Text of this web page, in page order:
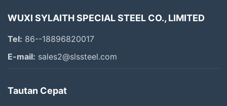
WUXI SYLAITH SPECIAL STEEL CO., LIMITED
Tel: 86--18896820017
E-mail: sales2@slssteel.com
Tautan Cepat